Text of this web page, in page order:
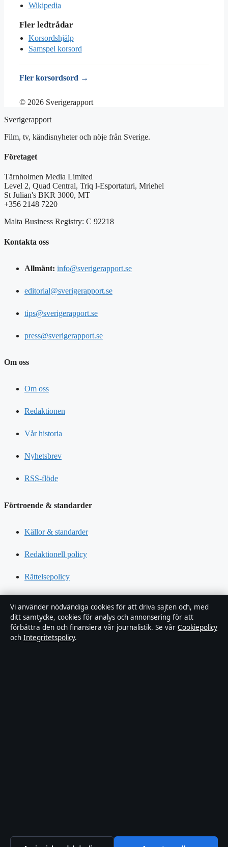
Wikipedia
Fler ledtrådar
Korsordshjälp
Samspel korsord
Fler korsordsord →
© 2026 Sverigerapport
Sverigerapport
Film, tv, kändisnyheter och nöje från Sverige.
Företaget
Tärnholmen Media Limited
Level 2, Quad Central, Triq l-Esportaturi, Mriehel
St Julian's BKR 3000, MT
+356 2148 7220
Malta Business Registry: C 92218
Kontakta oss
Allmänt: info@sverigerapport.se
editorial@sverigerapport.se
tips@sverigerapport.se
press@sverigerapport.se
Om oss
Om oss
Redaktionen
Vår historia
Nyhetsbrev
RSS-flöde
Förtroende & standarder
Källor & standarder
Redaktionell policy
Rättelsepolicy
Kändisar & integritet
Integritetspolicy
Vi använder nödvändiga cookies för att driva sajten och, med
ditt samtycke, cookies för analys och annonsering för att
förbättra den och finansiera vår journalistik. Se vår Cookiepolicy
och Integritetspolicy.